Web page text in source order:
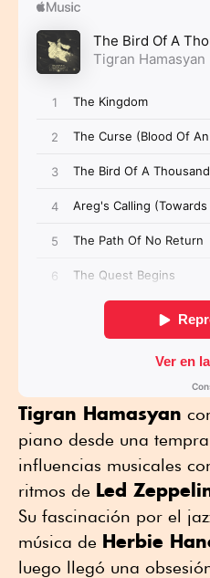
Tigran Hamasyan
piano desde una
influencias musicales
ritmos de Led
Su fascinación por el
música de Herbie
luego llegó una